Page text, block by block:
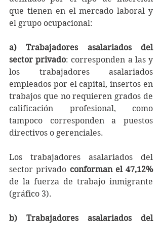
que tienen en el mercado laboral y
el grupo ocupacional:
a) Trabajadores asalariados del
sector privado: corresponden a las y
los trabajadores asalariados
empleados por el capital, insertos en
trabajos que no requieren grados de
calificación profesional, como
tampoco corresponden a puestos
directivos o gerenciales.
Los trabajadores asalariados del
sector privado conforman el 47,12%
de la fuerza de trabajo inmigrante
(gráfico 3).
b) Trabajadores asalariados del